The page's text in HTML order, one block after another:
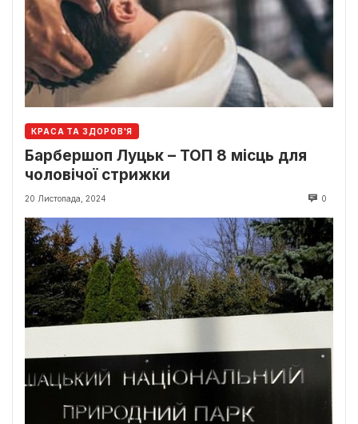
КРАСА ТА ЗДОРОВ'Я
Барбершоп Луцьк – ТОП 8 місць для
чоловічої стрижки
20 Листопада, 2024 0